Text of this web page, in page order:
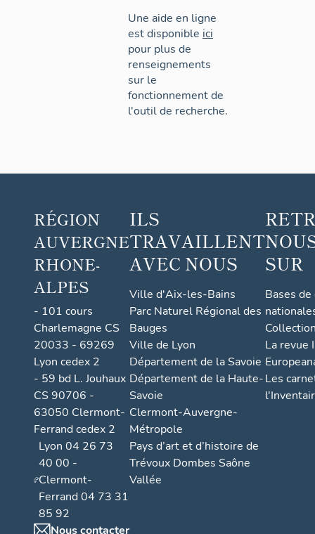
Une aide en ligne
est disponible ici
pour plus de
renseignements
sur le
fonctionnement de
l'outil de recherche.
RÉGION
AUVERGNE
RHONE-
ALPES
- 101 cours
Charlemagne CS
20033 - 69269
Lyon cedex 2
- 59 bd L. Jouhaux
CS 90706 -
63050 Clermont-
Ferrand cedex 2
Lyon 04 26 73
40 00 -
Clermont-
Ferrand 04 73 31
85 92
Nous contacter
ILS
TRAVAILLENT
AVEC NOUS
Ville d'Aix-les-Bains
Parc Naturel Régional des
Bauges
Ville de Lyon
Département de la Savoie
Département de la Haute-
Savoie
Clermont-Auvergne-
Métropole
Pays d’art et d’histoire de
Trévoux Dombes Saône
Vallée
SUR
Bases
La revue
Les